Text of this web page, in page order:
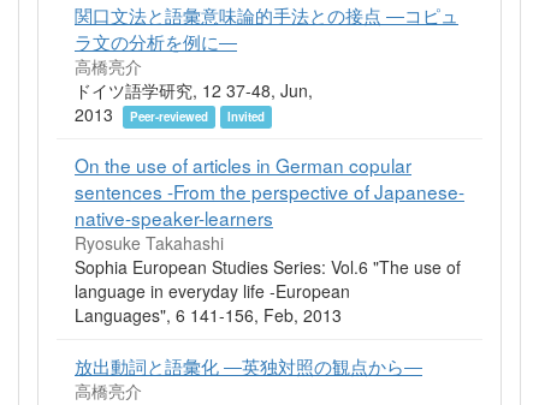
関口文法と語彙意味論的手法との接点 ―コピュ
ラ文の分析を例に―
高橋亮介
ドイツ語学研究, 12 37-48, Jun,
2013
Peer-reviewed Invited
On the use of articles in German copular
sentences -From the perspective of Japanese-
native-speaker-learners
Ryosuke Takahashi
Sophia European Studies Series: Vol.6 "The use of
language in everyday life -European
Languages", 6 141-156, Feb, 2013
放出動詞と語彙化 ―英独対照の観点から―
高橋亮介